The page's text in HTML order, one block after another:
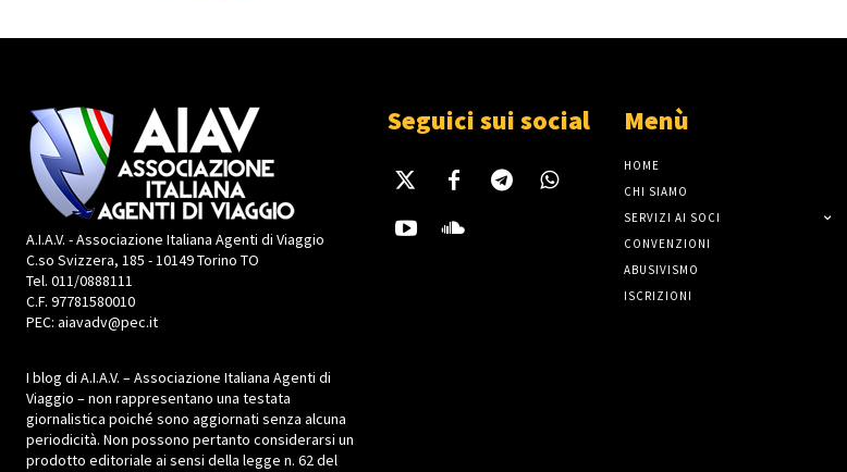
A.I.A.V. - Associazione Italiana Agenti di Viaggio
C.so Svizzera, 185 - 10149 Torino TO
Tel. 011/0888111
C.F. 97781580010
PEC: aiavadv@pec.it
I blog di A.I.A.V. – Associazione Italiana Agenti di
Viaggio – non rappresentano una testata
giornalistica poiché sono aggiornati senza alcuna
periodicità. Non possono pertanto considerarsi un
prodotto editoriale ai sensi della legge n. 62 del
Seguici sui social Menù
HOME
CHI SIAMO
SERVIZI AI SOCI
CONVENZIONI
ABUSIVISMO
ISCRIZIONI